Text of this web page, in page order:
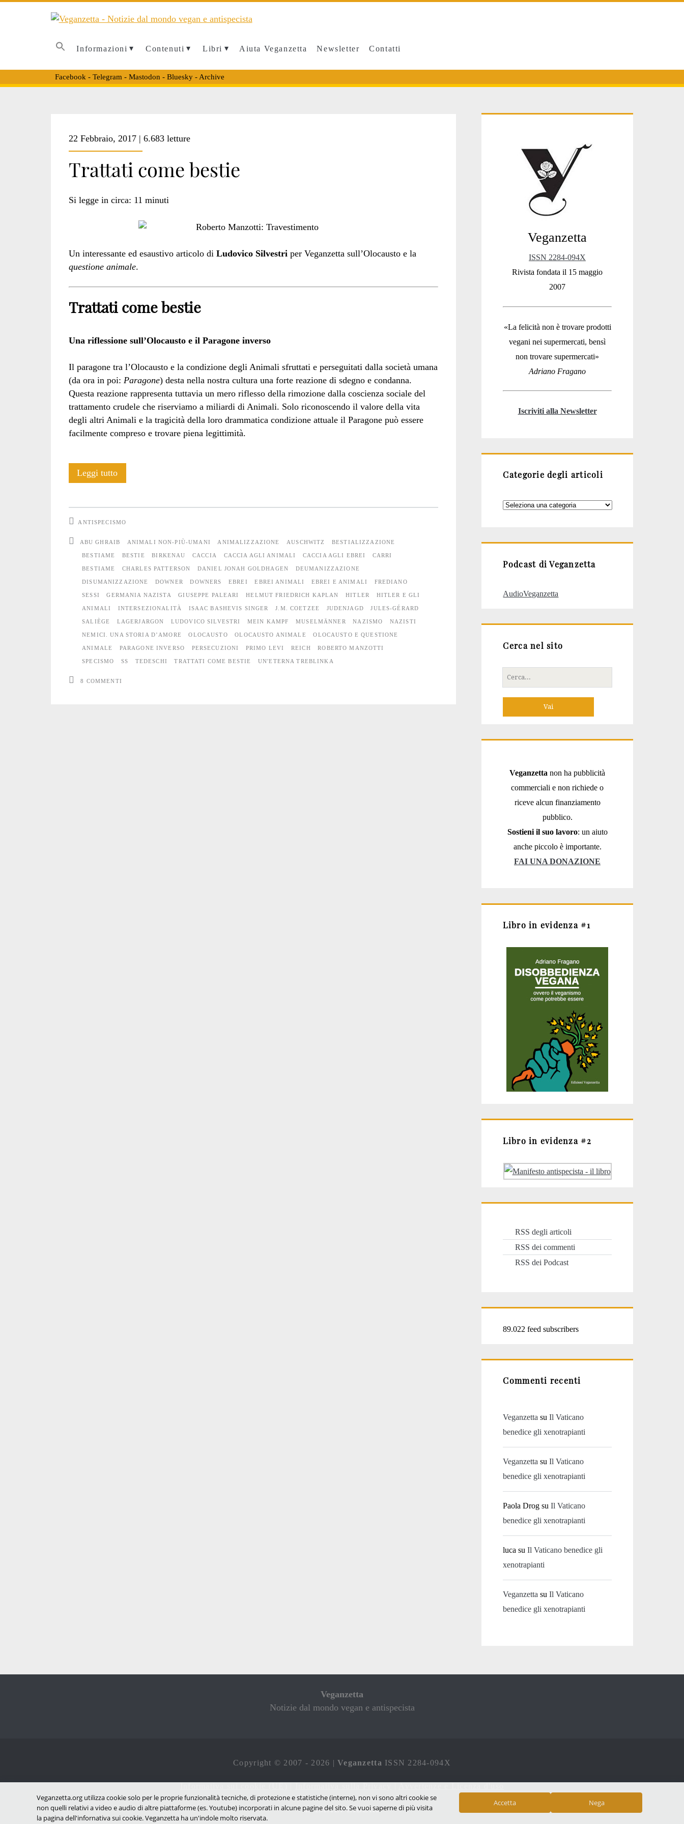
Informazioni Contenuti Libri Aiuta Veganzetta Newsletter Contatti
Facebook - Telegram - Mastodon - Bluesky- Archive
<span>downers</span>
22 Febbraio, 2017 | 6.683 letture
Trattati come bestie
Si legge in circa: 11 minuti
Un interessante ed esaustivo articolo di Ludovico Silvestri per Veganzetta sull’Olocausto e la
questione animale.
Trattati come bestie
Una riflessione sull’Olocausto e il Paragone inverso
Il paragone tra l’Olocausto e la condizione degli Animali sfruttati e perseguitati dalla società umana
(da ora in poi: Paragone) desta nella nostra cultura una forte reazione di sdegno e condanna.
Questa reazione rappresenta tuttavia un mero riflesso della rimozione dalla coscienza sociale del
trattamento crudele che riserviamo a miliardi di Animali. Solo riconoscendo il valore della vita
degli altri Animali e la tragicità della loro drammatica condizione attuale il Paragone può essere
facilmente compreso e trovare piena legittimità.
Leggi tuttoTrattati
ANTISPECISMO
ABU GHRAIB ANIMALI NON-PIÙ-UMANI ANIMALIZZAZIONE AUSCHWITZ BESTIALIZZAZIONE
BESTIAME BESTIE BIRKENAU CACCIA CACCIA AGLI ANIMALI CACCIA AGLI EBREI CARRI
BESTIAME CHARLES PATTERSON DANIEL JONAH GOLDHAGEN DEUMANIZZAZIONE
DISUMANIZZAZIONE DOWNER DOWNERS EBREI EBREI ANIMALI EBREI E ANIMALI FREDIANO
SESSI GERMANIA NAZISTA GIUSEPPE PALEARI HELMUT FRIEDRICH KAPLAN HITLER HITLER E GLI
ANIMALI INTERSEZIONALITÀ ISAAC BASHEVIS SINGER J.M. COETZEE JUDENJAGD JULES-GÉRARD
SALIÈGE LAGERJARGON LUDOVICO SILVESTRI MEIN KAMPF MUSELMÄNNER NAZISMO NAZISTI
NEMICI. UNA STORIA D’AMORE OLOCAUSTO OLOCAUSTO ANIMALE OLOCAUSTO E QUESTIONE
ANIMALE PARAGONE INVERSO PERSECUZIONI PRIMO LEVI REICH ROBERTO MANZOTTI
SPECISMO SS TEDESCHI TRATTATI COME BESTIE UN'ETERNA TREBLINKA
8 COMMENTI
Sidebar
Veganzetta
ISSN 2284-094X
Rivista fondata il 15 maggio
2007
«La felicità non è trovare prodotti
vegani nei supermercati, bensì
non trovare supermercati»
Adriano Fragano
Iscriviti alla Newsletter
Categorie degli articoli
Categorie
Podcast di Veganzetta
AudioVeganzetta
Cerca nel sito
Cerca
per:
Veganzetta non ha pubblicità
commerciali e non richiede o
riceve alcun finanziamento
pubblico.
Sostieni il suo lavoro: un aiuto
anche piccolo è importante.
FAI UNA DONAZIONE
Libro in evidenza #1
Libro in evidenza #2
RSS degli articoli
RSS dei commenti
RSS dei Podcast
89.022 feed subscribers
Commenti recenti
Veganzetta suIl Vaticano
benedice gli xenotrapianti
Veganzetta suIl Vaticano
benedice gli xenotrapianti
Paola Drog suIl Vaticano
benedice gli xenotrapianti
luca suIl Vaticano benedice gli
xenotrapianti
Veganzetta suIl Vaticano
benedice gli xenotrapianti
Veganzetta
Notizie dal mondo vegan e antispecista
Copyright © 2007 - 2026 |Veganzetta ISSN 2284-094X
ANIMALI LIBERI!
Veganzetta.org utilizza cookie solo per le proprie funzionalità tecniche, di protezione e statistiche (interne), non vi sono altri cookie se
non quelli relativi a video e audio di altre piattaforme (es. Youtube) incorporati in alcune pagine del sito. Se vuoi saperne di più visita
la pagina dell'infornativa sui cookie. Veganzetta ha un'indole molto riservata.
Accetta Nega